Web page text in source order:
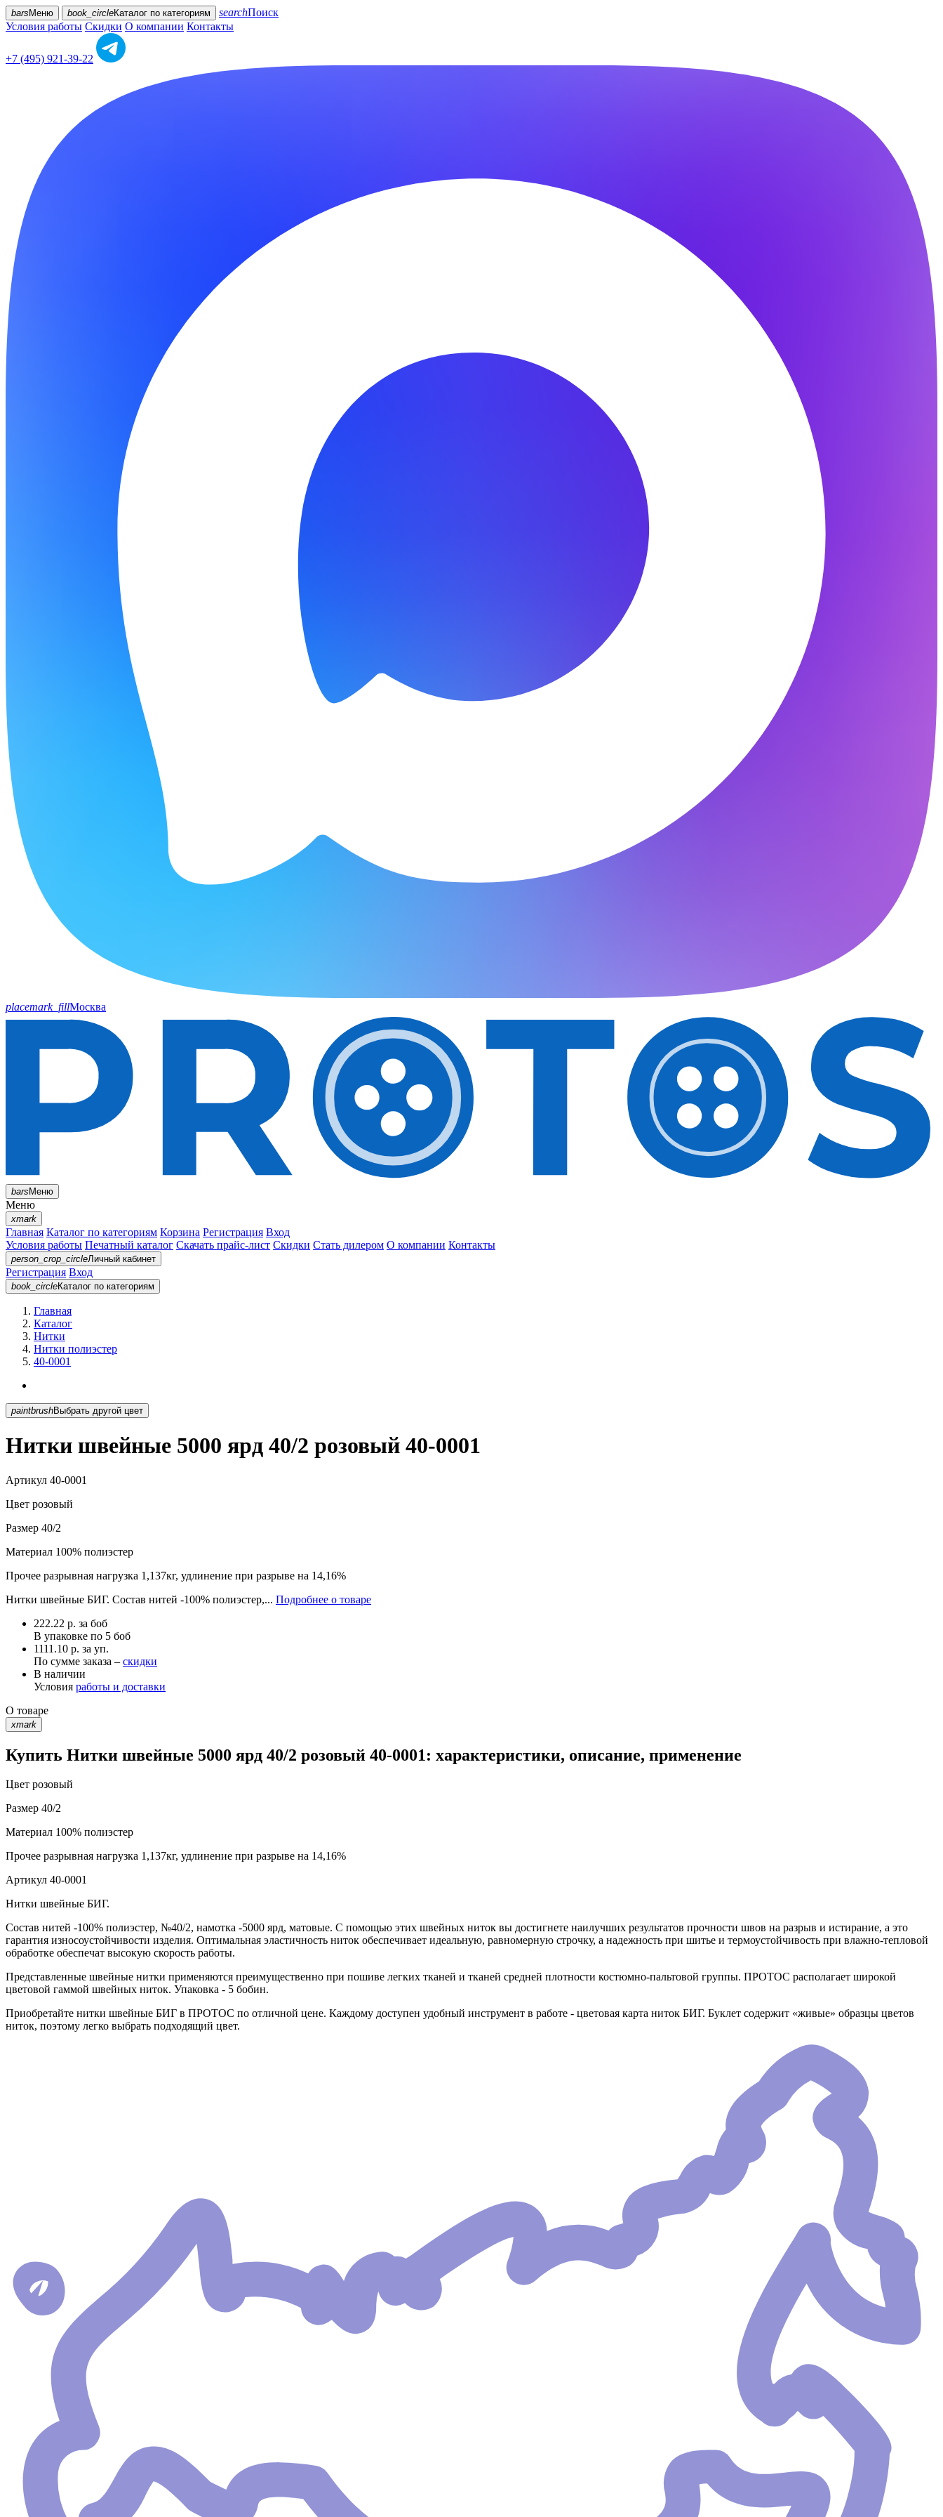
bars Меню book_circleКаталог по категориям searchПоиск
Условия работы Скидки О компании Контакты
+7 (495) 921-39-22
placemark_fillМосква
barsМеню
Меню
xmark
Главная Каталог по категориям Корзина Регистрация Вход
Условия работы Печатный каталог Скачать прайс-лист Скидки Стать дилером О компании Контакты
person_crop_circleЛичный кабинет
Регистрация Вход
book_circleКаталог по категориям
Главная
Каталог
Нитки
Нитки полиэстер
40-0001
paintbrush Выбрать другой цвет
Нитки швейные 5000 ярд 40/2 розовый 40-0001
Артикул 40-0001
Цвет розовый
Размер 40/2
Материал 100% полиэстер
Прочее разрывная нагрузка 1,137кг, удлинение при разрыве на 14,16%
Нитки швейные БИГ. Состав нитей -100% полиэстер,... Подробнее о товаре
222.22 р. за боб
В упаковке по 5 боб
1111.10 р. за уп.
По сумме заказа – скидки
В наличии
Условия работы и доставки
О товаре
xmark
Купить Нитки швейные 5000 ярд 40/2 розовый 40-0001: характеристики, описание, применение
Цвет розовый
Размер 40/2
Материал 100% полиэстер
Прочее разрывная нагрузка 1,137кг, удлинение при разрыве на 14,16%
Артикул 40-0001
Нитки швейные БИГ.
Состав нитей -100% полиэстер, №40/2, намотка -5000 ярд, матовые. С помощью этих швейных ниток вы достигнете наилучших результатов прочности швов на разрыв и истирание, а это
гарантия износоустойчивости изделия. Оптимальная эластичность ниток обеспечивает идеальную, равномерную строчку, а надежность при шитье и термоустойчивость при влажно-тепловой
обработке обеспечат высокую скорость работы.
Представленные швейные нитки применяются преимущественно при пошиве легких тканей и тканей средней плотности костюмно-пальтовой группы. ПРОТОС располагает широкой
цветовой гаммой швейных ниток. Упаковка - 5 бобин.
Приобретайте нитки швейные БИГ в ПРОТОС по отличной цене. Каждому доступен удобный инструмент в работе - цветовая карта ниток БИГ. Буклет содержит «живые» образцы цветов
ниток, поэтому легко выбрать подходящий цвет.